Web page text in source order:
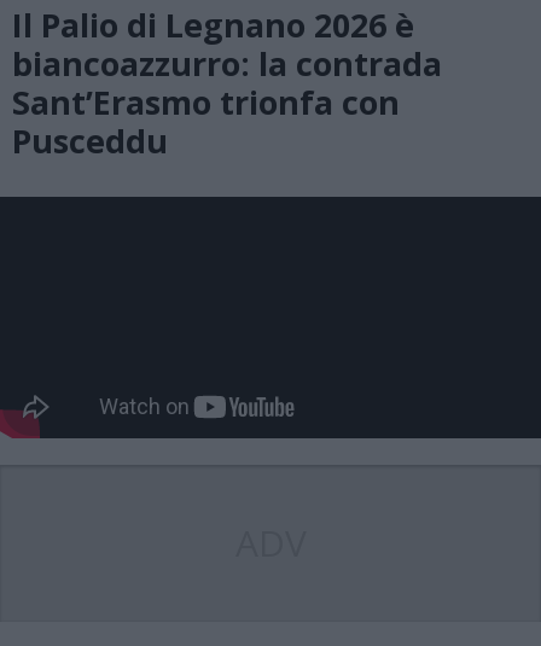
Il Palio di Legnano 2026 è
biancoazzurro: la contrada
Sant’Erasmo trionfa con
Pusceddu